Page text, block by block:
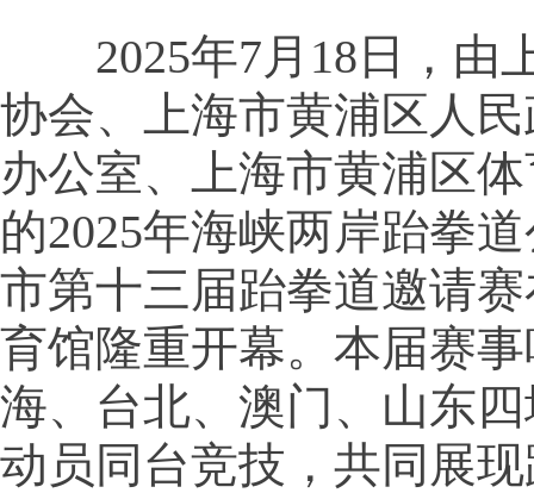
2025年7月18日，由
协会、上海市黄浦区人
办公室、上海市黄浦区
的2025年海峡两岸跆拳
市第十三届跆拳道邀请
育馆隆重开幕。本届赛
海、台北、澳门、山东
动员同台竞技，共同展